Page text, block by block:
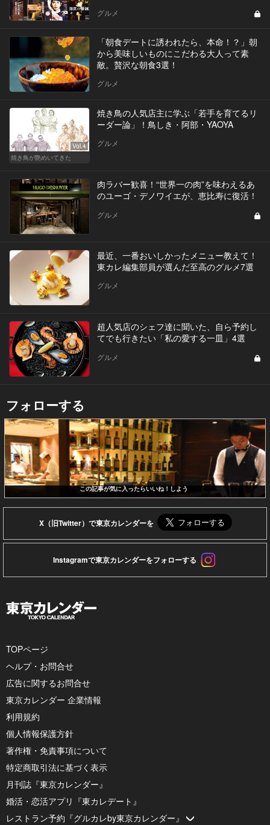
グルメ
「朝食デートに誘われたら、本命！？」朝
から美味しいものにこだわる大人って素
敵。贅沢な朝食3選！
グルメ
Vol.4
焼き鳥が艶めいてきた
焼き鳥の人気店主に学ぶ「若手を育てるリ
ーダー論」！鳥しき・阿部・YAOYA
グルメ
肉ラバー歓喜！“世界一の肉”を味わえるあ
のユーゴ・デノワイエが、恵比寿に復活！
グルメ
最近、一番おいしかったメニュー教えて！
東カレ編集部員が選んだ至高のグルメ7選
グルメ
超人気店のシェフ達に聞いた、自ら予約し
てでも行きたい「私の愛する一皿」4選
グルメ
フォローする
この記事が気に入ったらいいね！しよう
X（旧Twitter）で東京カレンダーを
Instagramで東京カレンダーをフォローする
TOPページ
ヘルプ・お問合せ
広告に関するお問合せ
東京カレンダー 企業情報
利用規約
個人情報保護方針
著作権・免責事項について
特定商取引法に基づく表示
月刊誌『東京カレンダー』
婚活・恋活アプリ『東カレデート』
レストラン予約『グルカレby東京カレンダー』